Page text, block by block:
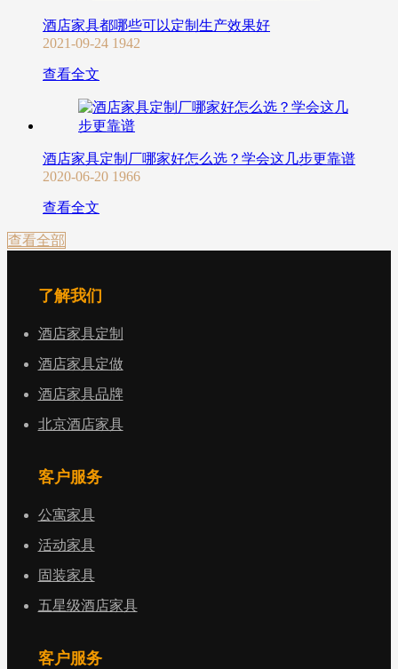
酒店家具都哪些可以定制生产效果好
2021-09-24 1942
查看全文
酒店家具定制厂哪家好怎么选？学会这几步更靠谱
2020-06-20 1966
查看全文
查看全部
了解我们
酒店家具定制
酒店家具定做
酒店家具品牌
北京酒店家具
客户服务
公寓家具
活动家具
固装家具
五星级酒店家具
客户服务